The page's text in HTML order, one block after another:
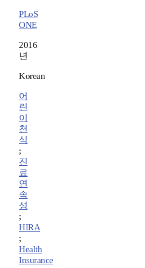
PLoS
ONE
2016
년
Korean
어
린
이
천
식
;
진
료
연
속
성
;
HIRA
;
Health
Insurance